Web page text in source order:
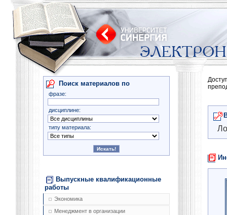
Поиск материалов по
фразе:
дисциплине:
типу материала:
Выпускные квалификационные
работы
Экономика
Менеджмент в организации